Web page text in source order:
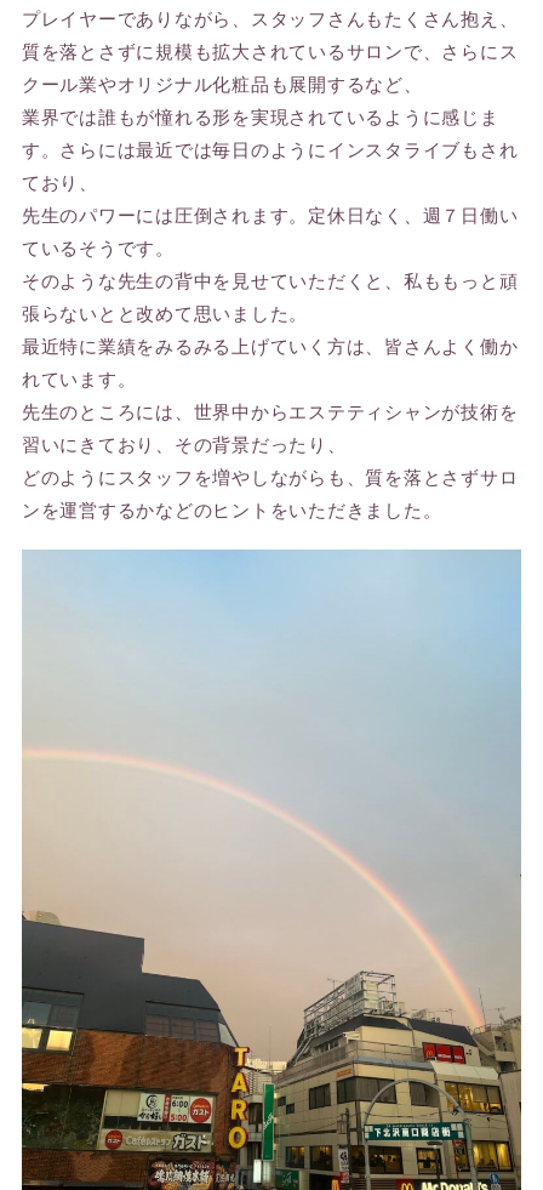
プレイヤーでありながら、スタッフさんもたくさん抱え、
質を落とさずに規模も拡大されているサロンで、さらにス
クール業やオリジナル化粧品も展開するなど、
業界では誰もが憧れる形を実現されているように感じま
す。さらには最近では毎日のようにインスタライブもされ
ており、
先生のパワーには圧倒されます。定休日なく、週７日働い
ているそうです。
そのような先生の背中を見せていただくと、私ももっと頑
張らないとと改めて思いました。
最近特に業績をみるみる上げていく方は、皆さんよく働か
れています。
先生のところには、世界中からエステティシャンが技術を
習いにきており、その背景だったり、
どのようにスタッフを増やしながらも、質を落とさずサロ
ンを運営するかなどのヒントをいただきました。